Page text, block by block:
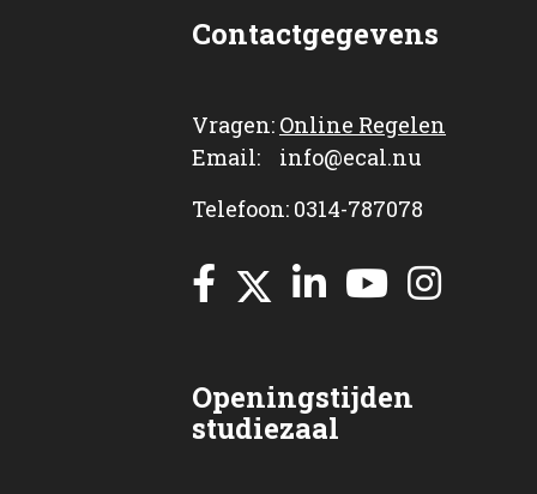
Contactgegevens
Vragen: Online Regelen
Email: info@ecal.nu
Telefoon: 0314-787078
Openingstijden
studiezaal